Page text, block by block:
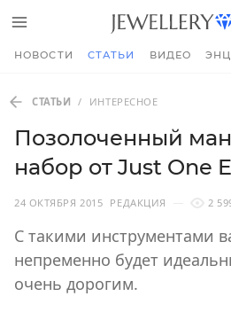
НОВОСТИ СТАТЬИ ВИДЕО
СТАТЬИ / ИНТЕРЕСНОЕ
Позолоченный
набор от Just One
24 ОКТЯБРЯ 2015 РЕДАКЦИЯ 2
С такими инструментами
непременно будет
очень дорогим.